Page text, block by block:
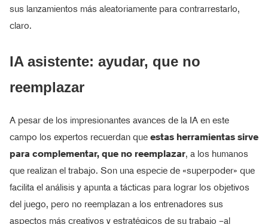
sus lanzamientos más aleatoriamente para contrarrestarlo,
claro.
IA asistente: ayudar, que no
reemplazar
A pesar de los impresionantes avances de la IA en este
campo los expertos recuerdan que estas herramientas sirve
para complementar, que no reemplazar, a los humanos
que realizan el trabajo. Son una especie de «superpoder» que
facilita el análisis y apunta a tácticas para lograr los objetivos
del juego, pero no reemplazan a los entrenadores sus
aspectos más creativos y estratégicos de su trabajo –al